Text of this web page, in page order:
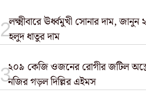
লক্ষ্মীবারে ঊর্ধ্বমুখী সোনার দাম,
হলুদ ধাতুর দাম
২০৯ কেজি ওজনের রোগীর জটিল
নজির গড়ল দিল্লির এইমস